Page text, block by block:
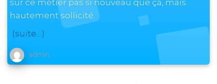
sur ce métier pas si nouveau que ça, mais
hautement sollicité.
(suite…)
admin